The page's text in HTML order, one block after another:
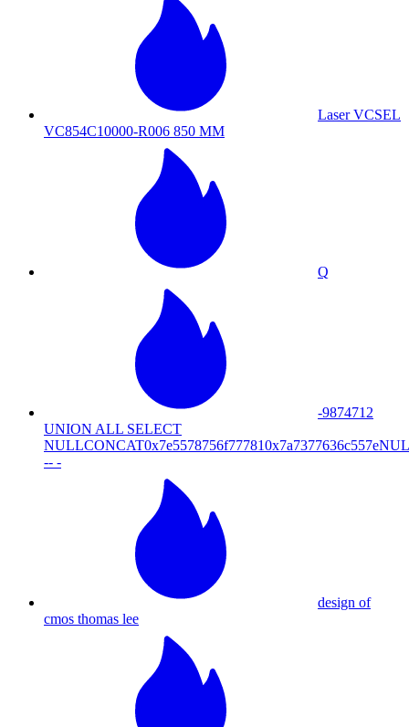
Laser VCSEL
VC854C10000-R006 850 MM
Q
-9874712
UNION ALL SELECT
-- -
design of
cmos thomas lee